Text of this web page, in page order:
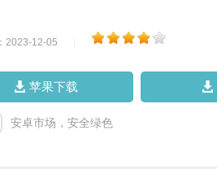
2023-12-05
苹果下载
安卓市场，安全绿色